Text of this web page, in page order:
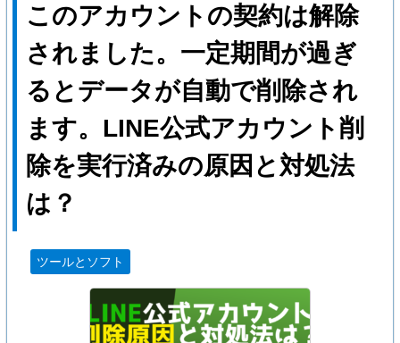
このアカウントの契約は解除
されました。一定期間が過ぎ
るとデータが自動で削除され
ます。LINE公式アカウント削
除を実行済みの原因と対処法
は？
ツールとソフト